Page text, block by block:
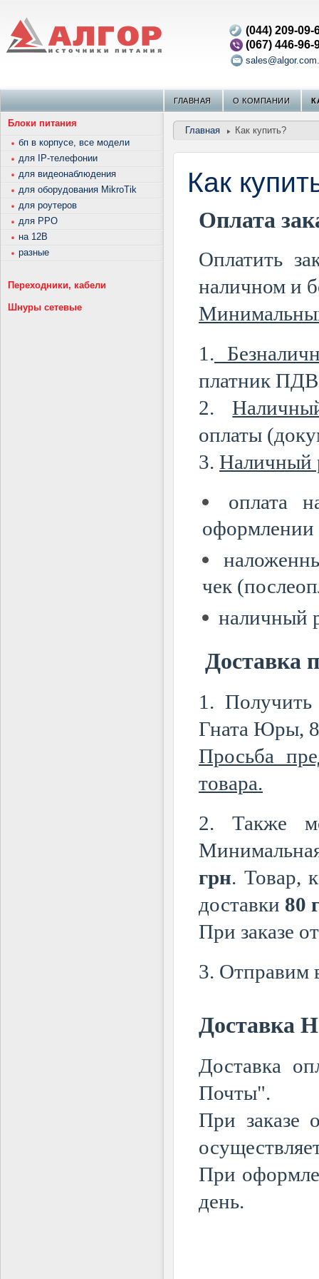
(044) 209-09-
(067) 446-96-
ГЛАВНАЯ О КОМПАНИИ
Главная Как купить?
Как
Оплата
Оплатить
наличном и
1.
платник
2.
оплаты
3. Наличный
оплата
оформлении
чек
наличный
Доставка
1.
Гната Юры,
Просьба
товара.
2. Также
грн. Товар,
доставки 80
При заказе
3. Отправим
Доставка
Доставка
Почты".
При заказе
При
день.
Блоки питания
бп в корпусе, все модели
для IP-телефонии
для видеонаблюдения
для оборудования MikroTik
для роутеров
для РРО
на 12В
разные
Переходники, кабели
Шнуры сетевые